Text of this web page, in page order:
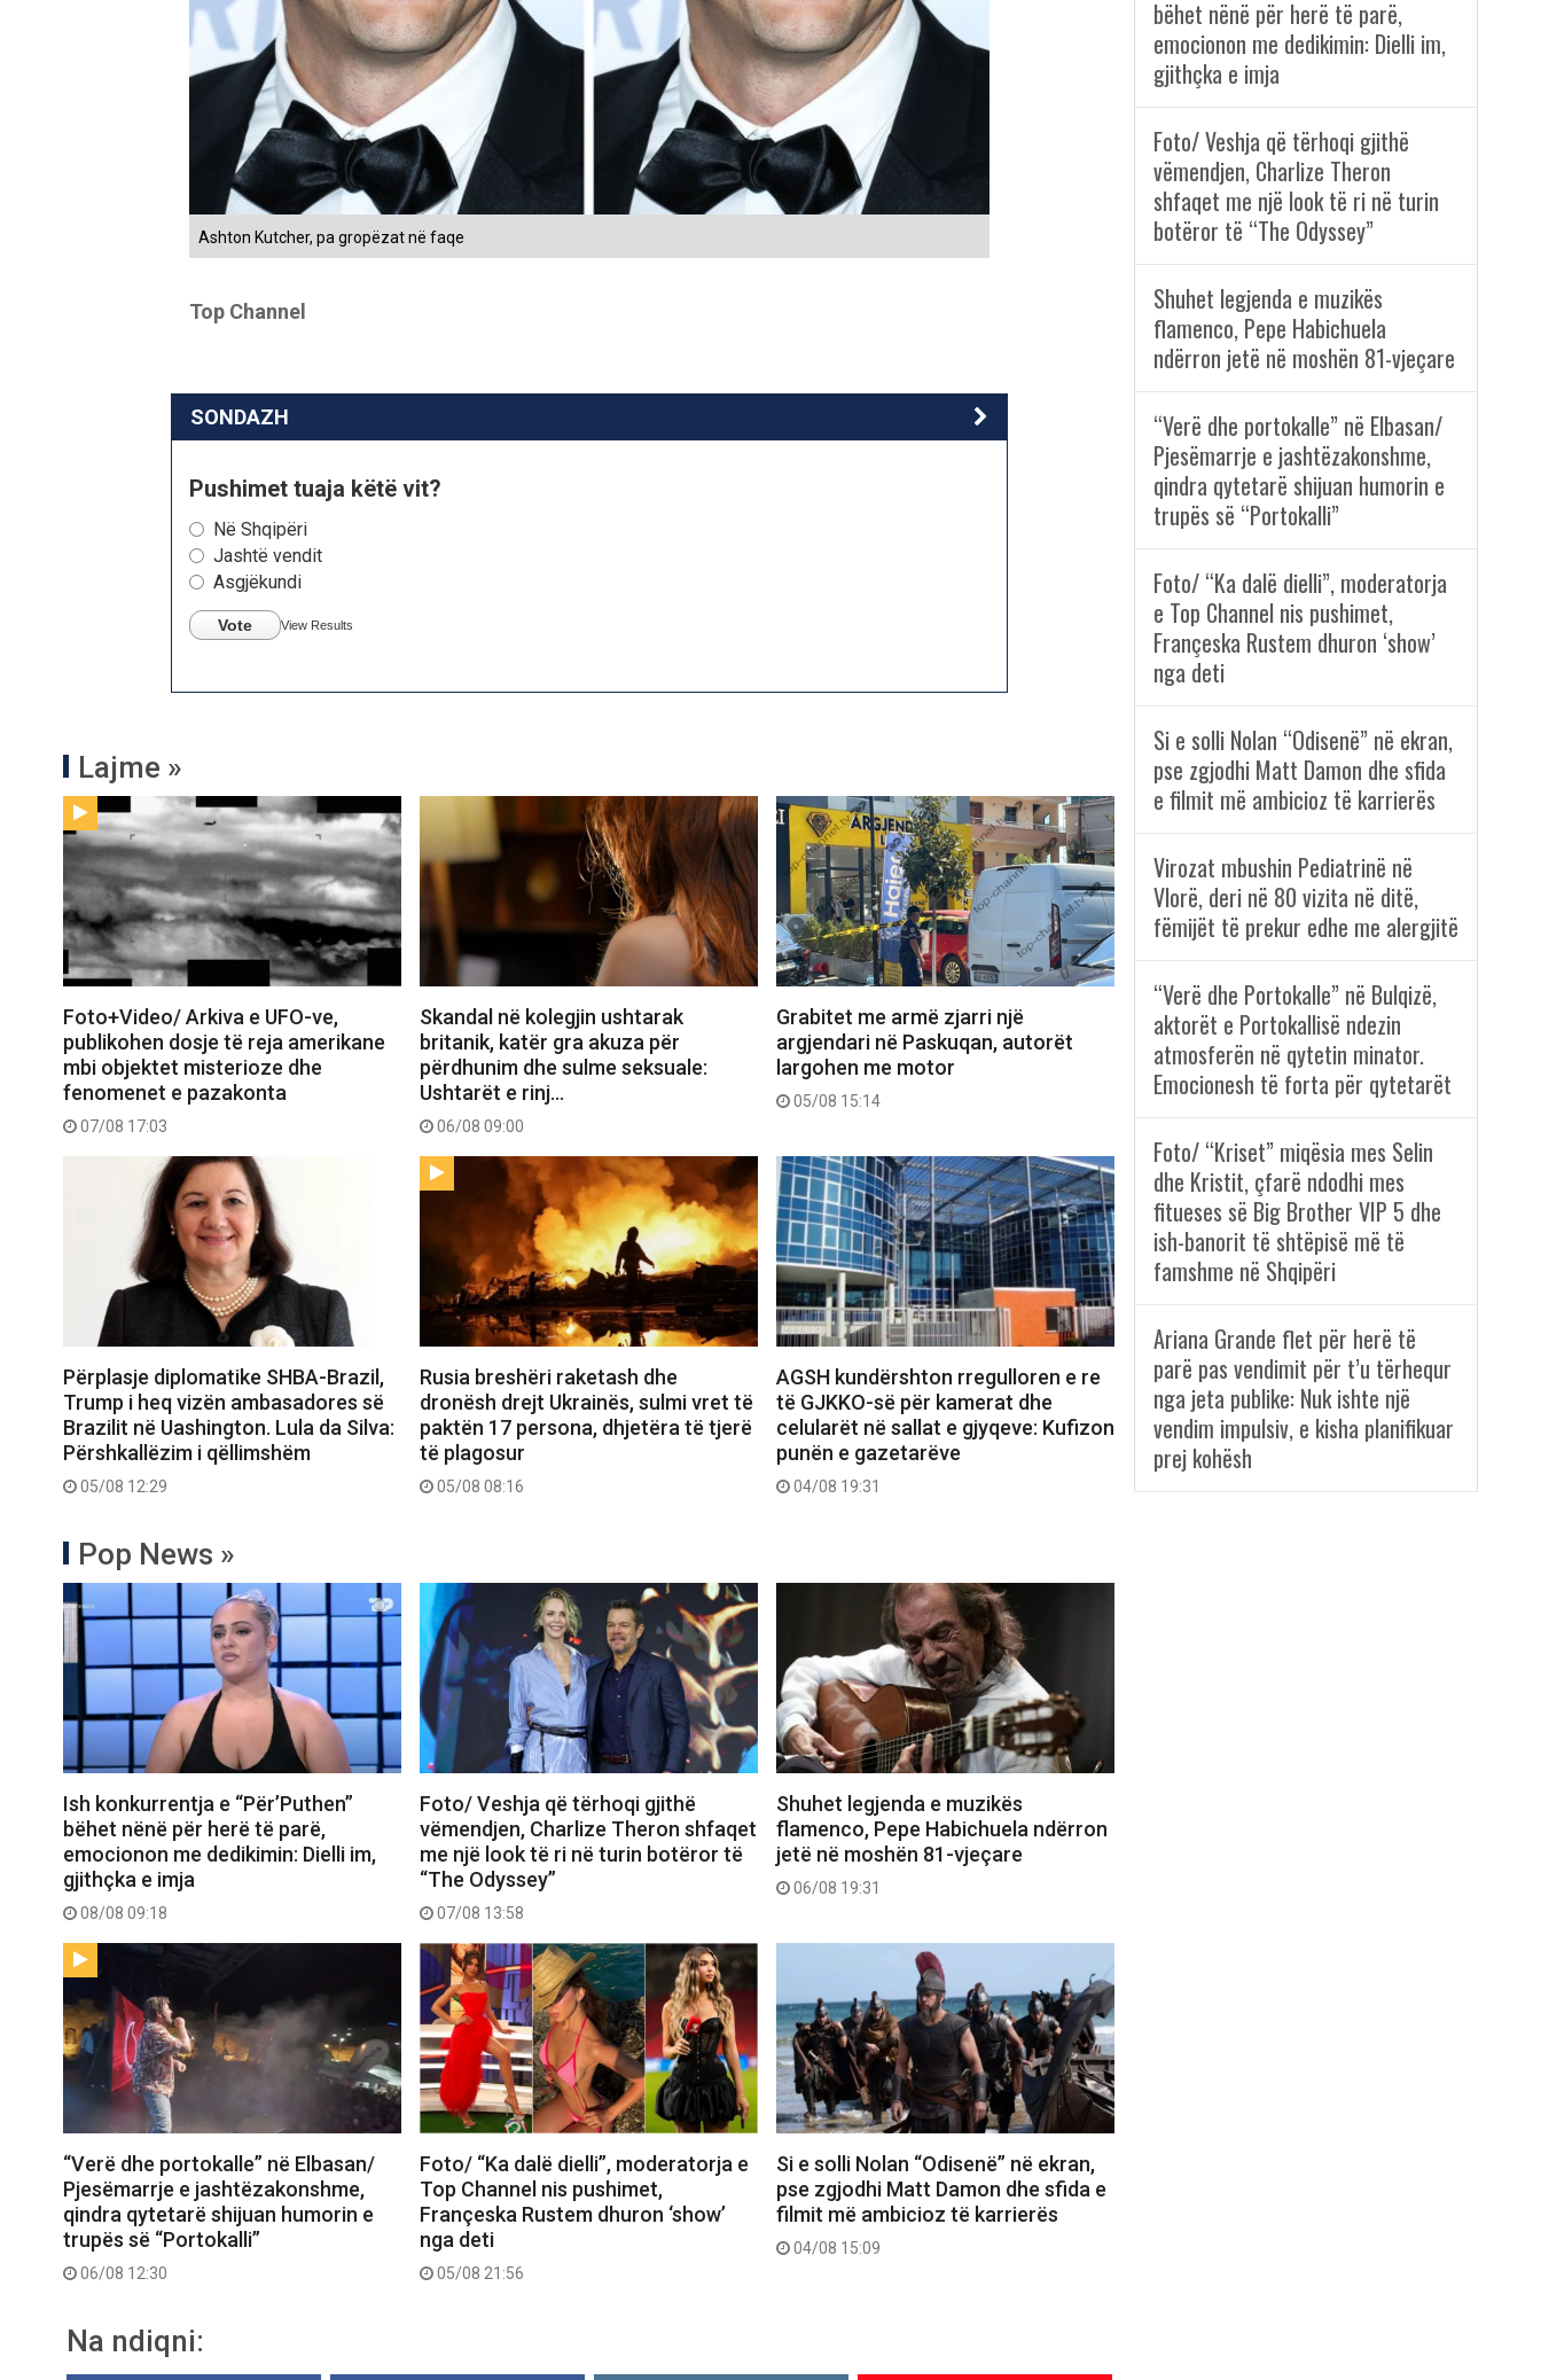
Ashton Kutcher, pa gropëzat në faqe
Top Channel
SONDAZH
Pushimet tuaja këtë vit?
Në Shqipëri
Jashtë vendit
Asgjëkundi
Vote View Results
Lajme »
Foto+Video/ Arkiva e UFO-ve,
publikohen dosje të reja amerikane
mbi objektet misterioze dhe
fenomenet e pazakonta
07/08 17:03
Skandal në kolegjin ushtarak
britanik, katër gra akuza për
përdhunim dhe sulme seksuale:
Ushtarët e rinj…
06/08 09:00
Grabitet me armë zjarri një
argjendari në Paskuqan, autorët
largohen me motor
05/08 15:14
Përplasje diplomatike SHBA-Brazil,
Trump i heq vizën ambasadores së
Brazilit në Uashington. Lula da Silva:
Përshkallëzim i qëllimshëm
05/08 12:29
Rusia breshëri raketash dhe
dronësh drejt Ukrainës, sulmi vret të
paktën 17 persona, dhjetëra të tjerë
të plagosur
05/08 08:16
AGSH kundërshton rregulloren e re
të GJKKO-së për kamerat dhe
celularët në sallat e gjyqeve: Kufizon
punën e gazetarëve
04/08 19:31
Pop News »
Ish konkurrentja e “Për’Puthen”
bëhet nënë për herë të parë,
emocionon me dedikimin: Dielli im,
gjithçka e imja
08/08 09:18
Foto/ Veshja që tërhoqi gjithë
vëmendjen, Charlize Theron shfaqet
me një look të ri në turin botëror të
“The Odyssey”
07/08 13:58
Shuhet legjenda e muzikës
flamenco, Pepe Habichuela ndërron
jetë në moshën 81-vjeçare
06/08 19:31
“Verë dhe portokalle” në Elbasan/
Pjesëmarrje e jashtëzakonshme,
qindra qytetarë shijuan humorin e
trupës së “Portokalli”
06/08 12:30
Foto/ “Ka dalë dielli”, moderatorja e
Top Channel nis pushimet,
Françeska Rustem dhuron ‘show’
nga deti
05/08 21:56
Si e solli Nolan “Odisenë” në ekran,
pse zgjodhi Matt Damon dhe sfida e
filmit më ambicioz të karrierës
04/08 15:09
Na ndiqni:
bëhet nënë për herë të parë,
emocionon me dedikimin: Dielli im,
gjithçka e imja
Foto/ Veshja që tërhoqi gjithë
vëmendjen, Charlize Theron
shfaqet me një look të ri në turin
botëror të “The Odyssey”
Shuhet legjenda e muzikës
flamenco, Pepe Habichuela
ndërron jetë në moshën 81-vjeçare
“Verë dhe portokalle” në Elbasan/
Pjesëmarrje e jashtëzakonshme,
qindra qytetarë shijuan humorin e
trupës së “Portokalli”
Foto/ “Ka dalë dielli”, moderatorja
e Top Channel nis pushimet,
Françeska Rustem dhuron ‘show’
nga deti
Si e solli Nolan “Odisenë” në ekran,
pse zgjodhi Matt Damon dhe sfida
e filmit më ambicioz të karrierës
Virozat mbushin Pediatrinë në
Vlorë, deri në 80 vizita në ditë,
fëmijët të prekur edhe me alergjitë
“Verë dhe Portokalle” në Bulqizë,
aktorët e Portokallisë ndezin
atmosferën në qytetin minator.
Emocionesh të forta për qytetarët
Foto/ “Kriset” miqësia mes Selin
dhe Kristit, çfarë ndodhi mes
fitueses së Big Brother VIP 5 dhe
ish-banorit të shtëpisë më të
famshme në Shqipëri
Ariana Grande flet për herë të
parë pas vendimit për t’u tërhequr
nga jeta publike: Nuk ishte një
vendim impulsiv, e kisha planifikuar
prej kohësh